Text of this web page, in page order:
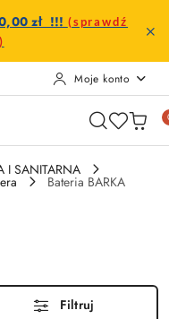
zł !!! (sprawdź
Moje konto
I SANITARNA
Bateria BARKA
Filtruj